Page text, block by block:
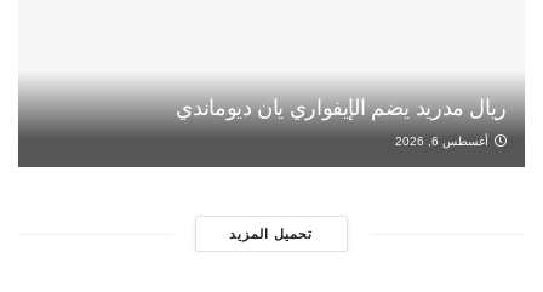
ريال مدريد يضم الإيفواري يان ديوماندي
أغسطس 6, 2026
تحميل المزيد